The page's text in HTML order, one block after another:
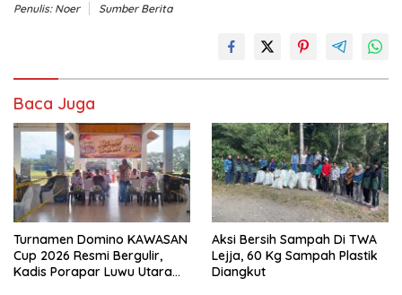
Penulis: Noer Sumber Berita
Baca Juga
Turnamen Domino KAWASAN
Cup 2026 Resmi Bergulir,
Kadis Porapar Luwu Utara
Aksi Bersih Sampah Di TWA
Lejja, 60 Kg Sampah Plastik
Diangkut